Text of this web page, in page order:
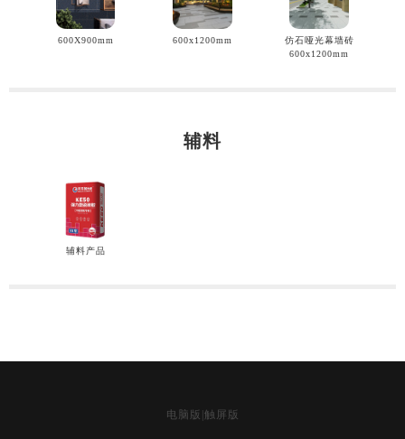
600X900mm 600x1200mm
仿石哑光幕墙砖
600x1200mm
辅料
辅料产品
电脑版 触屏版